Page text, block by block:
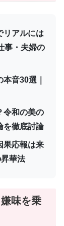
リアルには
事・夫婦の
音30選｜
令和の美の
を徹底討論
果応報は来
華法
味を乗